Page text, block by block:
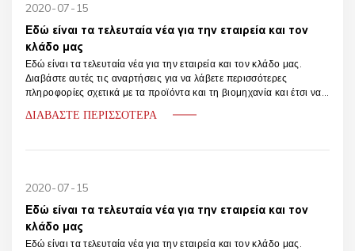
Εδώ είναι τα τελευταία νέα για την εταιρεία και τον
κλάδο μας
Εδώ είναι τα τελευταία νέα για την εταιρεία και τον κλάδο μας.
Διαβάστε αυτές τις αναρτήσεις για να λάβετε περισσότερες
πληροφορίες σχετικά με τα προϊόντα και τη βιομηχανία και έτσι να
2020 07 15
ΔΙΑΒΆΣΤΕ ΠΕΡΙΣΣΌΤΕΡΑ
Εδώ είναι τα τελευταία νέα για την εταιρεία και τον
κλάδο μας
Εδώ είναι τα τελευταία νέα για την εταιρεία και τον κλάδο μας.
2020 07 15